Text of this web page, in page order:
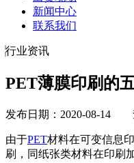
新闻中心
联系我们
行业资讯
PET薄膜印刷的
发布日期：2020-08-14
由于PET材料在可变信息
刷，同纸张类材料在印刷